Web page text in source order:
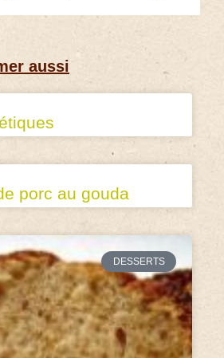
aussi
porc au gouda
DESSERTS